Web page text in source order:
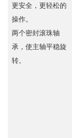
更安全，更轻松的
操作。
两个密封滚珠轴
承，使主轴平稳旋
转。